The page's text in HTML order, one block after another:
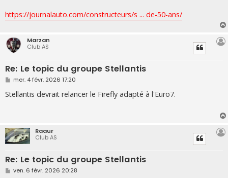
https://journalauto.com/constructeurs/s ... de-50-ans/
Marzan
Club AS
Re: Le topic du groupe Stellantis
M
s
s
mer. 4 févr. 2026 17:20
Stellantis devrait relancer le Firefly adapté à l'Euro7.
Raaur
Club AS
Re: Le topic du groupe Stellantis
M
ven. 6 févr. 2026 20:28